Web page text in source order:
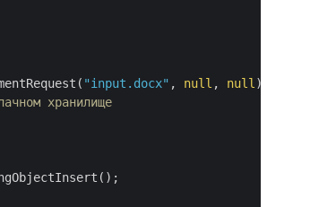
"input.docx" , null , null
хранилище